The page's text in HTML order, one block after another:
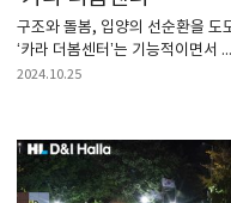
구조와 돌봄, 입양의 선순환을 도
‘카라 더봄센터’는 기능적이면서 ...
2024.10.25